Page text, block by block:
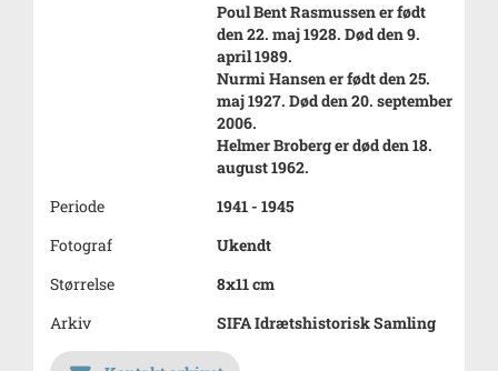
Poul Bent Rasmussen er født
den 22. maj 1928. Død den 9.
april 1989.
Nurmi Hansen er født den 25.
maj 1927. Død den 20. september
2006.
Helmer Broberg er død den 18.
august 1962.
Periode
1941 - 1945
Fotograf
Ukendt
Størrelse
8x11 cm
Arkiv
SIFA Idrætshistorisk Samling